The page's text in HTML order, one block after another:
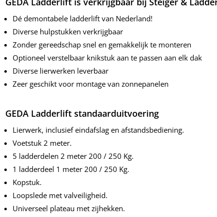
Dé demontabele ladderlift van Nederland!
Diverse hulpstukken verkrijgbaar
Zonder gereedschap snel en gemakkelijk te monteren
Optioneel verstelbaar knikstuk aan te passen aan elk dak
Diverse lierwerken leverbaar
Zeer geschikt voor montage van zonnepanelen
GEDA Ladderlift standaarduitvoering
Lierwerk, inclusief eindafslag en afstandsbediening.
Voetstuk 2 meter.
5 ladderdelen 2 meter 200 / 250 Kg.
1 ladderdeel 1 meter 200 / 250 Kg.
Kopstuk.
Loopslede met valveiligheid.
Universeel plateau met zijhekken.